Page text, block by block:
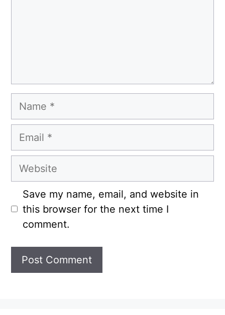
Name
Email
Website
Save my name, email, and website in
this browser for the next time I
comment.